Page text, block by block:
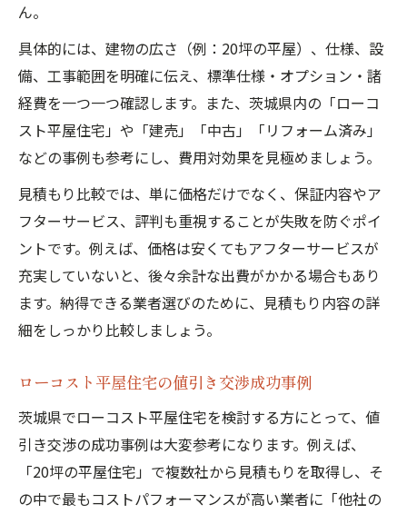
ん。
具体的には、建物の広さ（例：20坪の平屋）、仕様、設
備、工事範囲を明確に伝え、標準仕様・オプション・諸
経費を一つ一つ確認します。また、茨城県内の「ローコ
スト平屋住宅」や「建売」「中古」「リフォーム済み」
などの事例も参考にし、費用対効果を見極めましょう。
見積もり比較では、単に価格だけでなく、保証内容やア
フターサービス、評判も重視することが失敗を防ぐポイ
ントです。例えば、価格は安くてもアフターサービスが
充実していないと、後々余計な出費がかかる場合もあり
ます。納得できる業者選びのために、見積もり内容の詳
細をしっかり比較しましょう。
ローコスト平屋住宅の値引き交渉成功事例
茨城県でローコスト平屋住宅を検討する方にとって、値
引き交渉の成功事例は大変参考になります。例えば、
「20坪の平屋住宅」で複数社から見積もりを取得し、そ
の中で最もコストパフォーマンスが高い業者に「他社の